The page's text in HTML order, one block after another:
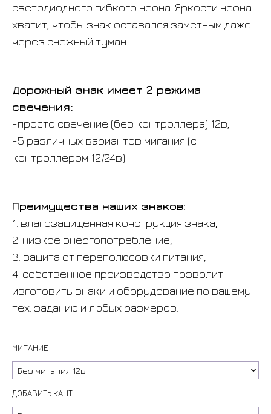
светодиодного гибкого неона. Яркости неона
хватит, чтобы знак оставался заметным даже
через снежный туман.
Дорожный знак имеет 2 режима
свечения:
-просто свечение (без контроллера) 12в,
-5 различных вариантов мигания (с
контроллером 12/24в).
Преимущества наших знаков:
1. влагозащищенная конструкция знака;
2. низкое энергопотребление;
3. защита от переполюсовки питания;
4. собственное производство позволит
изготовить знаки и оборудование по вашему
тех. заданию и любых размеров.
МИГАНИЕ
ДОБАВИТЬ КАНТ